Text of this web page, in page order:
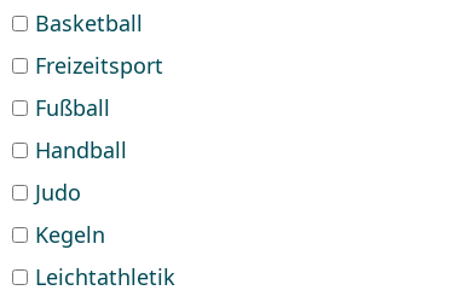
Basketball
Freizeitsport
Fußball
Handball
Judo
Kegeln
Leichtathletik